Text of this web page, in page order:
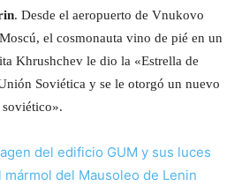
. Desde el aeropuerto de Vnukovo
el cosmonauta vino de pié en un
Khrushchev le dio la «Estrella de
Soviética y se le otorgó un nuevo